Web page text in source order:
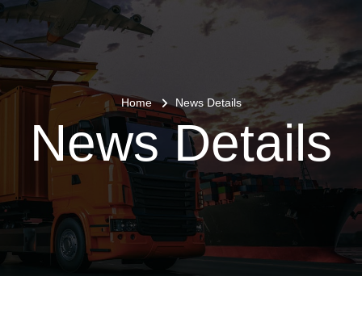
Home News Details
News Details